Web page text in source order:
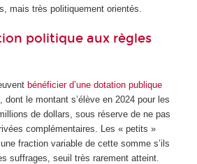
mais très politiquement orientés.
politique aux règles
bénéficier d’une dotation publique
dont le montant s’élève en 2024 pour les
de dollars, sous réserve de ne pas
complémentaires. Les « petits »
fraction variable de cette somme s’ils
suffrages, seuil très rarement atteint.